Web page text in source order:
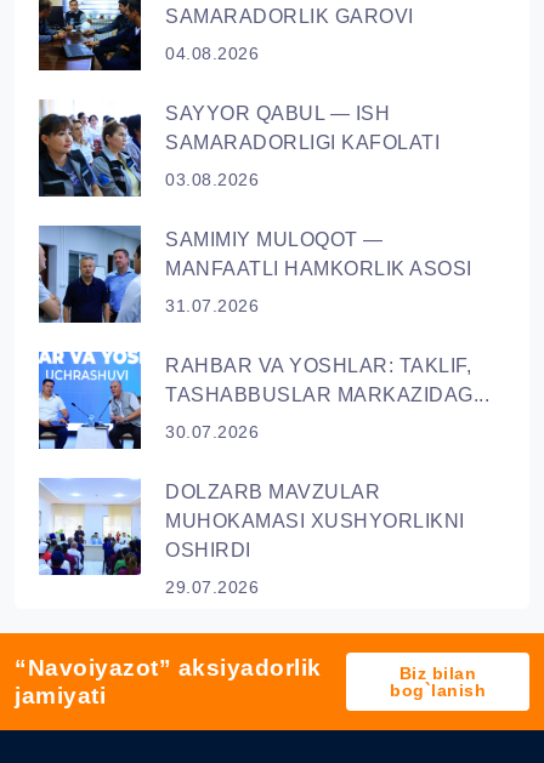
SAMARADORLIK GAROVI
04.08.2026
SAYYOR QАBUL — ISH
SAMARADORLIGI KAFOLATI
03.08.2026
SAMIMIY MULOQOT —
MANFAATLI HAMKORLIK ASOSI
31.07.2026
RAHBAR VA YОSHLAR: TAKLIF,
TASHABBUSLAR MARKAZIDAG...
30.07.2026
DOLZARB MAVZULAR
MUHOKAMASI XUSHYORLIKNI
OSHIRDI
29.07.2026
“Navoiyazot” aksiyadorlik
jamiyati
Biz bilan
bog`lanish